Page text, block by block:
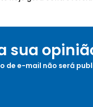
sua
de e-mail não será